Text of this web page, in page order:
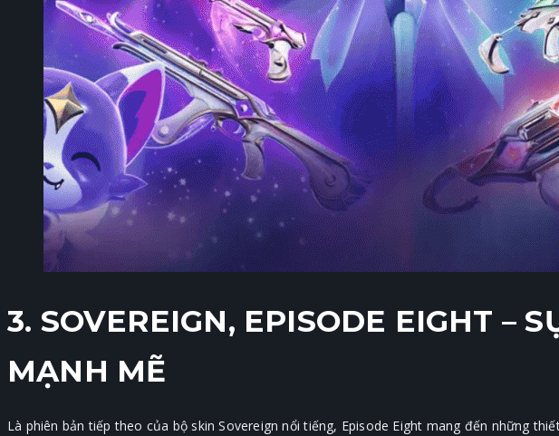
3. SOVEREIGN, EPISODE EIGHT –
MẠNH MẼ
Là phiên bản tiếp theo của bộ skin Sovereign nổi tiếng, Episode Eight mang đến những